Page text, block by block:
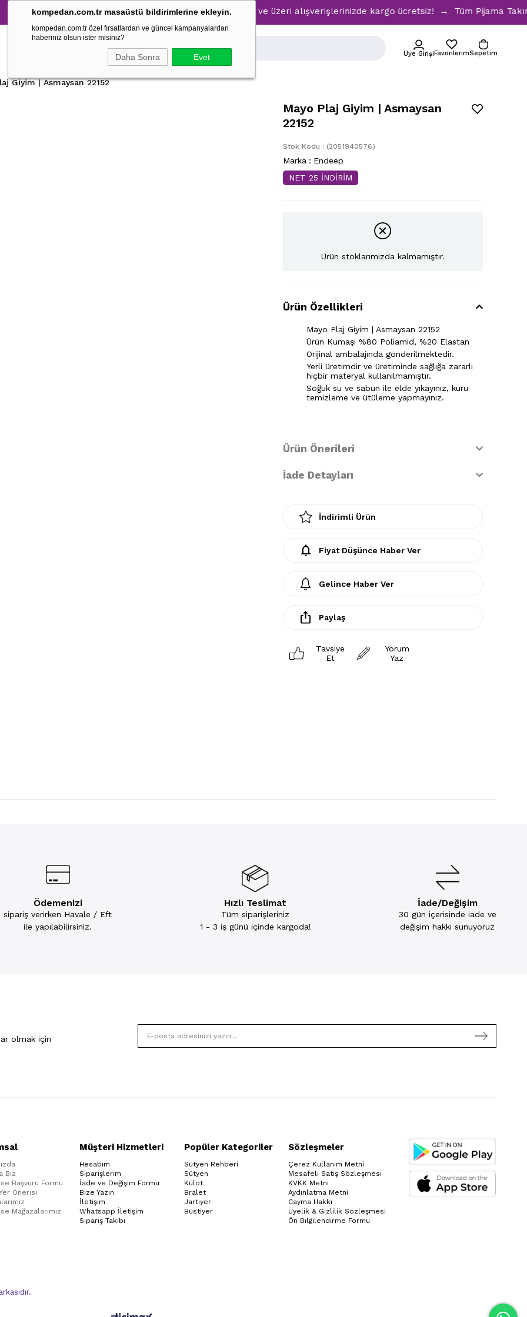
kompedan.com.tr masaüstü bildirimlerine ekleyin.
kompedan.com.tr özel fırsatlardan ve güncel kampanyalardan
haberiniz olsun ister misiniz?
Daha Sonra Evet
Tüm Pijama Takımlarında %30 İndirim → 1500 TL ve üzeri alışverişlerinizde kargo ücretsiz! → Tüm Pijama
Üye GirişiFavorilerimSepetim
Giyim | Asmaysan 22152
Mayo Plaj Giyim | Asmaysan
22152
Stok Kodu (2051940576)
Marka : Endeep
NET 25 İNDİRİM
Ürün stoklarımızda kalmamıştır.
Ürün Özellikleri
Mayo Plaj Giyim | Asmaysan 22152
Ürün Kumaşı %80 Poliamid, %20 Elastan
Orijinal ambalajında gönderilmektedir.
Yerli üretimdir ve üretiminde sağlığa zararlı
hiçbir materyal kullanılmamıştır.
Soğuk su ve sabun ile elde yıkayınız, kuru
temizleme ve ütüleme yapmayınız.
Ürün Önerileri
İade Detayları
İndirimli Ürün
Fiyat Düşünce Haber Ver
Gelince Haber Ver
Paylaş
Tavsiye
Et
Yorum
Yaz
Ödemenizi
sipariş verirken Havale / Eft
ile yapılabilirsiniz.
Hızlı Teslimat
Tüm siparişleriniz
1 - 3 iş günü içinde kargoda!
İade/Değişim
30 gün içerisinde iade ve
değişim hakkı sunuyoruz
olmak için
Biz
Başvuru Formu
Önerisi
Mağazalarımız
Müşteri Hizmetleri
Hesabım
Siparişlerim
İade ve Değişim Formu
Bize Yazın
İletişim
Whatsapp İletişim
Sipariş Takibi
Popüler Kategoriler
Sütyen Rehberi
Sütyen
Külot
Bralet
Jartiyer
Büstiyer
Sözleşmeler
Çerez Kullanım Metni
Mesafeli Satış Sözleşmesi
KVKK Metni
Aydınlatma Metni
Cayma Hakkı
Üyelik & Gizlilik Sözleşmesi
Ön Bilgilendirme Formu